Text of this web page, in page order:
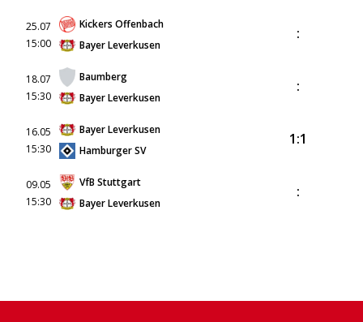
25.07
15:00
Kickers Offenbach
Bayer Leverkusen
:
18.07
15:30
Baumberg
Bayer Leverkusen
:
16.05
15:30
Bayer Leverkusen
Hamburger SV
1:1
09.05
15:30
VfB Stuttgart
Bayer Leverkusen
: